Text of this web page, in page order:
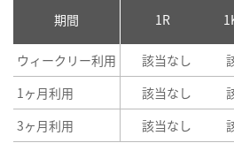
期間 1R
ウィークリー利用 該当なし
1ヶ月利用
該当なし
3ヶ月利用
該当なし